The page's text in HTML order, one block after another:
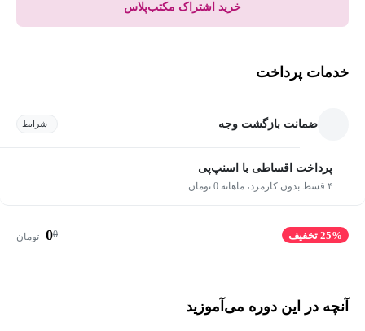
خرید اشتراک مکتب‌پلاس
خدمات پرداخت
ضمانت بازگشت وجه شرایط
پرداخت اقساطی با اسنپ‌پی
۴ قسط بدون کارمزد، ماهانه 0 تومان
25% تخفیف 0
0 تومان
آنچه در این دوره می‌آموزید